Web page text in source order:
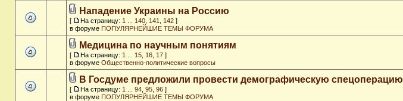
Нападение Украины на Россию
[ На страницу: 1 140 141 142 ]
в форуме ПОПУЛЯРНЕЙШИЕ ТЕМЫ ФОРУМА
Медицина по научным понятиям
[ На страницу: 1 15 16 17 ]
в форуме Общественно-политические вопросы
В Госдуме предложили провести демографическую спецоперацию
[ На страницу: 1 94 95 96 ]
в форуме ПОПУЛЯРНЕЙШИЕ ТЕМЫ ФОРУМА